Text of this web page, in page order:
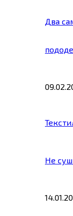
Два
Не